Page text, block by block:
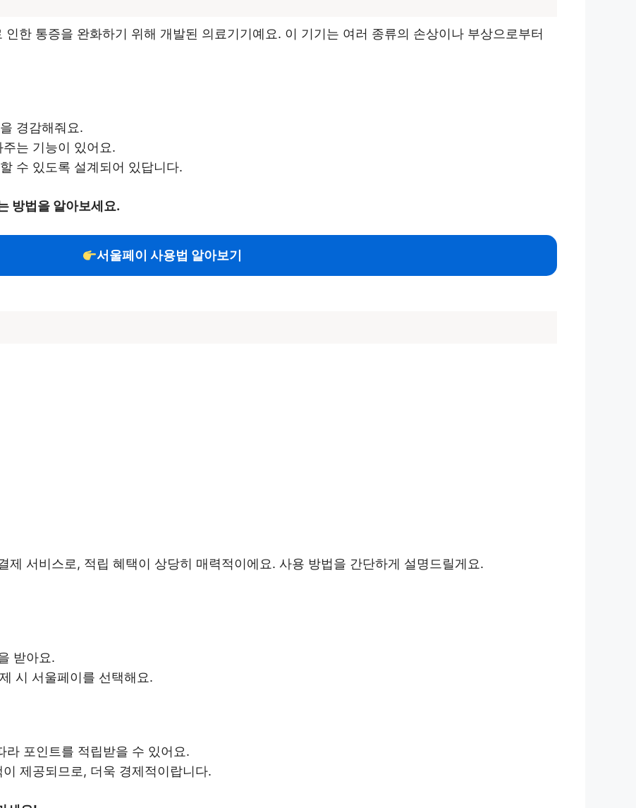
한 통증을 완화하기 위해 개발된 의료기기예요. 이 기기는 여러 종류의 손상이나 부상으로부터
경감해줘요.
는 기능이 있어요.
수 있도록 설계되어 있답니다.
방법을 알아보세요.
서울페이 사용법 알아보기
제 서비스로, 적립 혜택이 상당히 매력적이에요. 사용 방법을 간단하게 설명드릴게요.
받아요.
시 서울페이를 선택해요.
라 포인트를 적립받을 수 있어요.
제공되므로, 더욱 경제적이랍니다.